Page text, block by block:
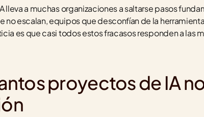
lleva a muchas organizaciones a saltarse pasos
no escalan, equipos que desconfían de la
es que casi todos estos fracasos responden a las
proyectos de IA